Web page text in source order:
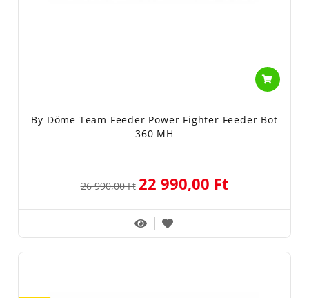
By Döme Team Feeder Power Fighter Feeder Bot
360 MH
26 990,00 Ft 22 990,00 Ft